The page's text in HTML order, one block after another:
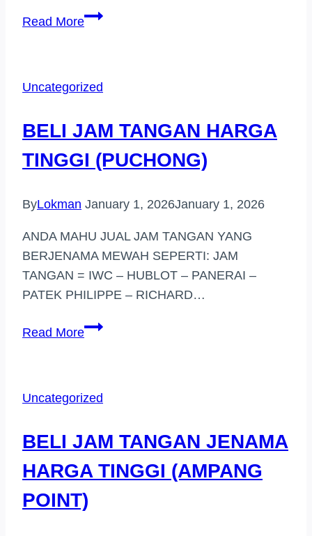
Read MorePEMBELI
HARGA
SUBANG
JAYA
Uncategorized
BELI JAM TANGAN HARGA
TINGGI (PUCHONG)
ByLokman January 1, 2026January 1, 2026
ANDA MAHU JUAL JAM TANGAN YANG
BERJENAMA MEWAH SEPERTI: JAM
TANGAN = IWC – HUBLOT – PANERAI –
PATEK PHILIPPE – RICHARD…
Read MoreBELI
TINGGI
Uncategorized
BELI JAM TANGAN JENAMA
HARGA TINGGI (AMPANG
POINT)